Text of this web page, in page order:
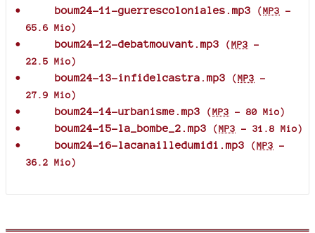
boum24-11-guerrescoloniales.mp3 (MP3 -
65.6 Mio)
boum24-12-debatmouvant.mp3 (MP3 -
22.5 Mio)
boum24-13-infidelcastra.mp3 (MP3 -
27.9 Mio)
boum24-14-urbanisme.mp3 (MP3 - 80 Mio)
boum24-15-la_bombe_2.mp3 (MP3 - 31.8 Mio)
boum24-16-lacanailledumidi.mp3 (MP3 -
36.2 Mio)